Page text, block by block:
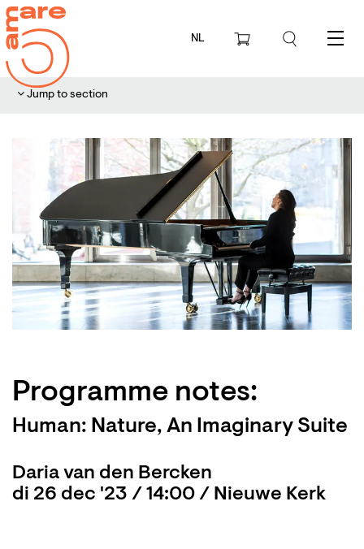
NL Menu
Jump to section
Programme notes:
Human: Nature, An Imaginary Suite
Daria van den Bercken
di 26 dec '23 / 14:00 / Nieuwe Kerk